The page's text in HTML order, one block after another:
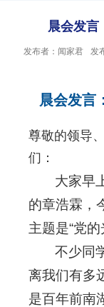
晨会发言
发布者：闻家君 发
晨会发言
尊敬的领导
们：
大家早
的章浩霖，
主题是“党的
不少同
离我们有多
是百年前南